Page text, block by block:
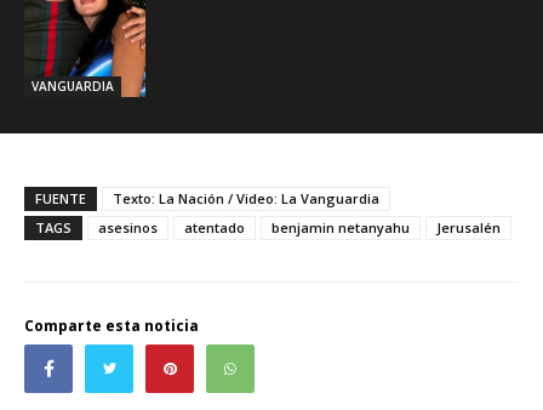
VANGUARDIA
FUENTE
Texto: La Nación / Video: La Vanguardia
TAGS
asesinos atentado benjamin netanyahu Jerusalén
Comparte esta noticia